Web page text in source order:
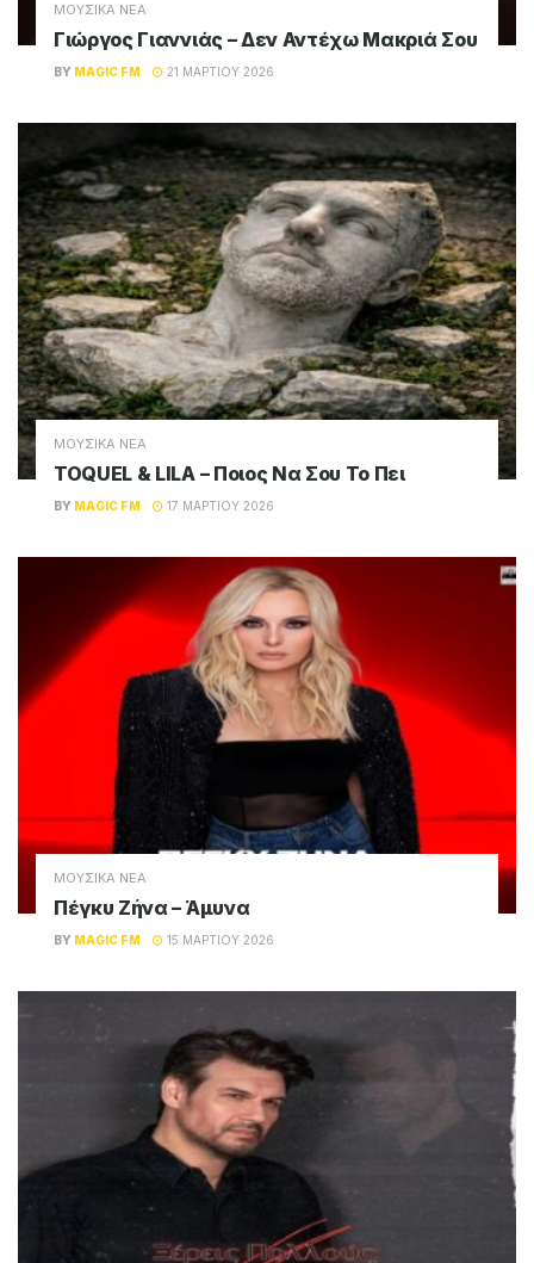
ΜΟΥΣΙΚΑ ΝΕΑ
Γιώργος Γιαννιάς – Δεν Αντέχω Μακριά Σου
BY MAGIC FM 21 ΜΑΡΤΊΟΥ 2026
ΜΟΥΣΙΚΑ ΝΕΑ
TOQUEL & LILA – Ποιος Να Σου Το Πει
BY MAGIC FM 17 ΜΑΡΤΊΟΥ 2026
ΜΟΥΣΙΚΑ ΝΕΑ
Πέγκυ Ζήνα – Άμυνα
BY MAGIC FM 15 ΜΑΡΤΊΟΥ 2026